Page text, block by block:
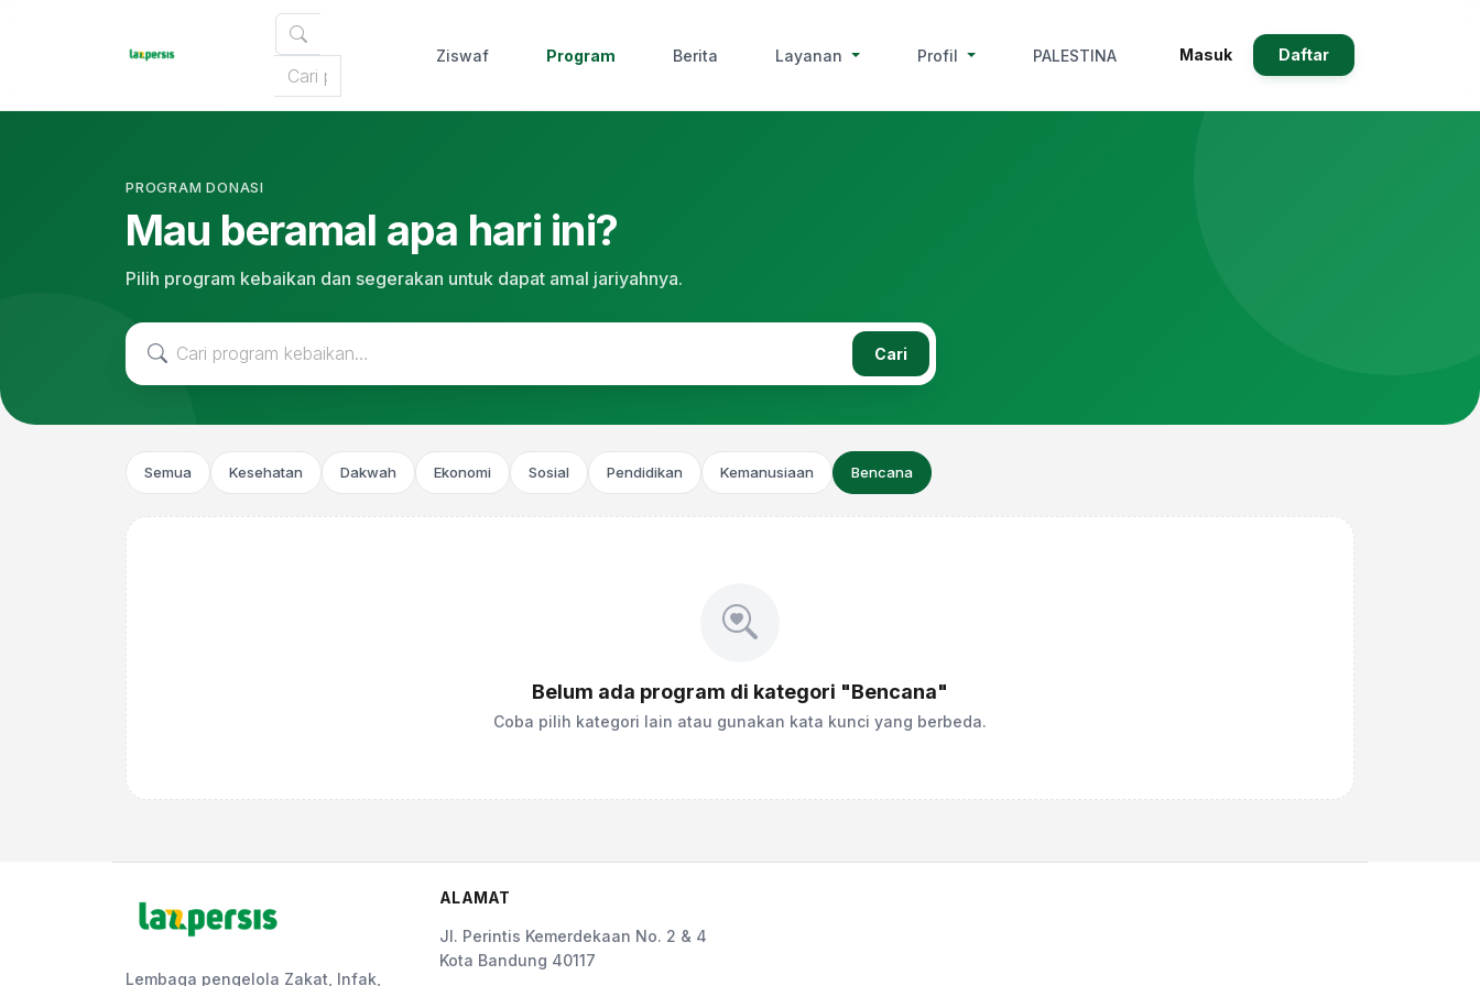
Ziswaf Program Berita Layanan Profil PALESTINA Masuk Daftar
PROGRAM DONASI
Mau beramal apa hari ini?
Pilih program kebaikan dan segerakan untuk dapat amal jariyahnya.
Cari
Semua Kesehatan Dakwah Ekonomi Sosial Pendidikan Kemanusiaan Bencana
Belum ada program di kategori "Bencana"
Coba pilih kategori lain atau gunakan kata kunci yang berbeda.
Lembaga pengelola Zakat, Infak,
ALAMAT
Jl. Perintis Kemerdekaan No. 2 & 4
Kota Bandung 40117